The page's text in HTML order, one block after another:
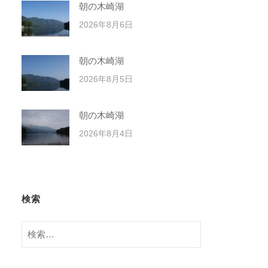
朝の木崎湖
2026年8月6日
朝の木崎湖
2026年8月5日
朝の木崎湖
2026年8月4日
検索
検
索: